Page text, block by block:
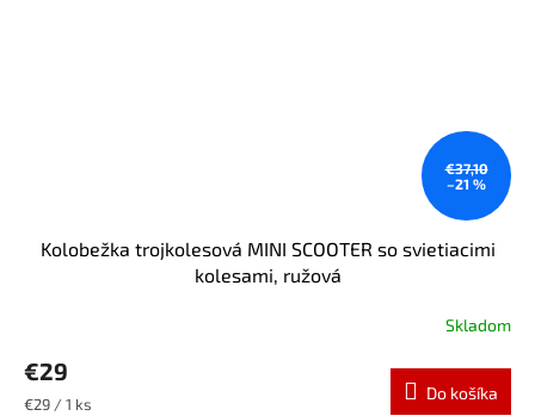
€37,10
–21 %
Kolobežka trojkolesová MINI SCOOTER so svietiacimi
kolesami, ružová
Skladom
€29
Jednotková
€29 / 1 ks
Do košíka